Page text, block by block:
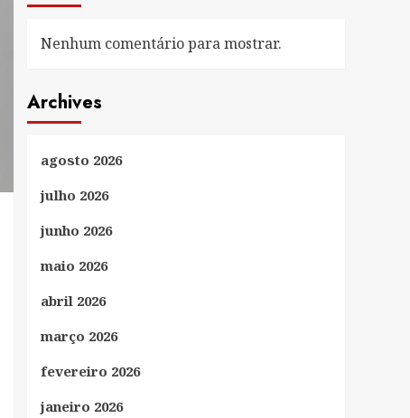
Nenhum comentário para mostrar.
Archives
agosto 2026
julho 2026
junho 2026
maio 2026
abril 2026
março 2026
fevereiro 2026
janeiro 2026